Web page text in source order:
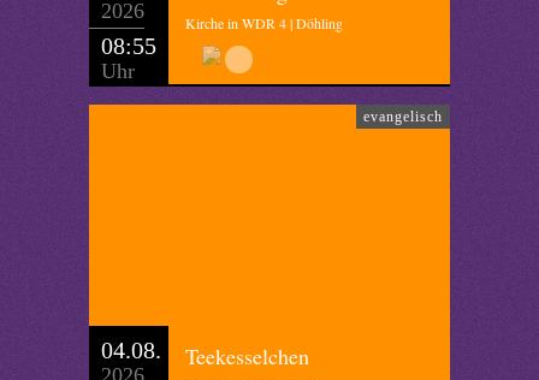
2026
08:55
Uhr
Kirche in WDR 4 | Döhling
evangelisch
04.08. Teekesselchen